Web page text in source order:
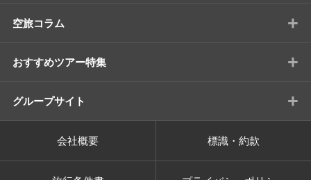
空旅コラム +
おすすめツアー特集 +
グループサイト +
会社概要 標識・約款